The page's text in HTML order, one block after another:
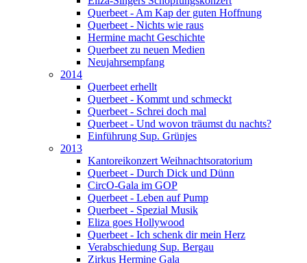
Querbeet - Am Kap der guten Hoffnung
Querbeet - Nichts wie raus
Hermine macht Geschichte
Querbeet zu neuen Medien
Neujahrsempfang
2014
Querbeet erhellt
Querbeet - Kommt und schmeckt
Querbeet - Schrei doch mal
Querbeet - Und wovon träumst du nachts?
Einführung Sup. Grünjes
2013
Kantoreikonzert Weihnachtsoratorium
Querbeet - Durch Dick und Dünn
CircO-Gala im GOP
Querbeet - Leben auf Pump
Querbeet - Spezial Musik
Eliza goes Hollywood
Querbeet - Ich schenk dir mein Herz
Verabschiedung Sup. Bergau
Zirkus Hermine Gala